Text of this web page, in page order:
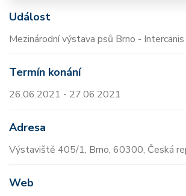
Událost
Mezinárodní výstava psů Brno - Intercanis
Termín konání
26.06.2021 - 27.06.2021
Adresa
Výstaviště 405/1, Brno, 60300, Česká
Web